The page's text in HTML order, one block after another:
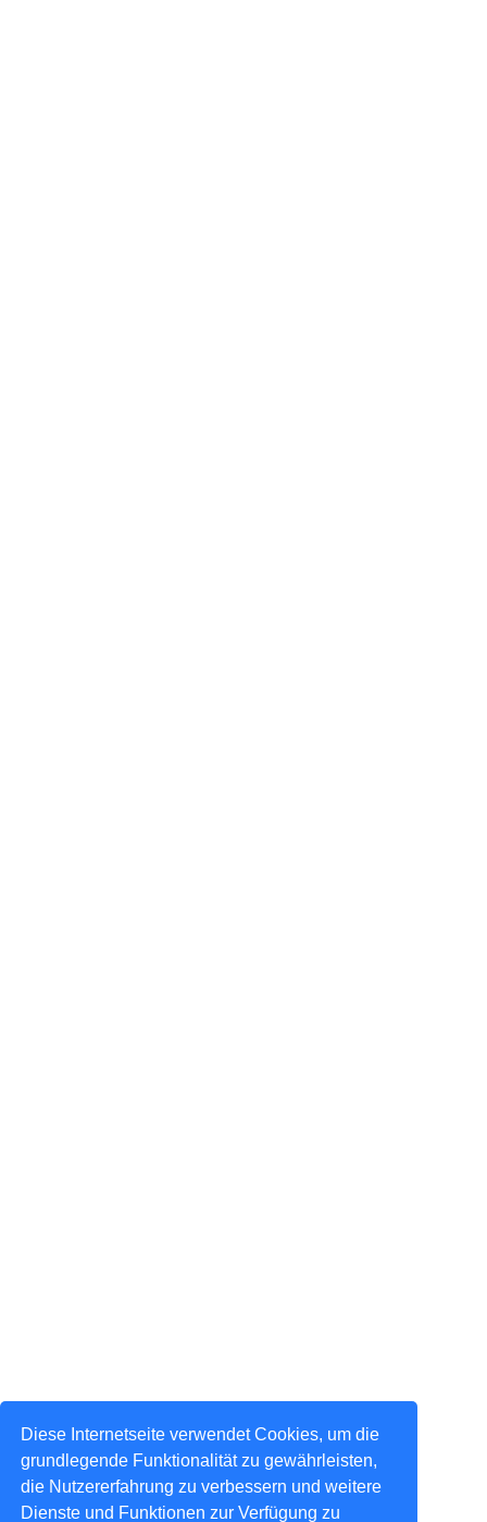
Diese Internetseite verwendet Cookies, um die
grundlegende Funktionalität zu gewährleisten,
die Nutzererfahrung zu verbessern und weitere
Dienste und Funktionen zur Verfügung zu